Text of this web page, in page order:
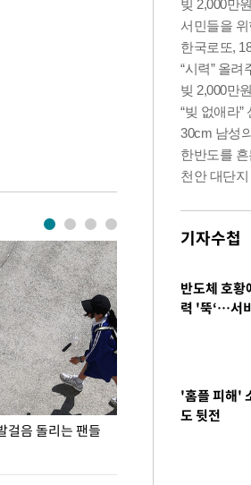
음 돌리는 팬들
이 대통령, '청년 대책
기자수첩
반도체 호황
력 '뚝‘…서
'홈플 피해'
도 뒷전